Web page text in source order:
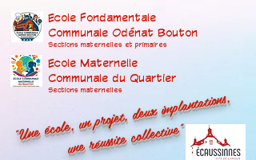
Ecole Fondamentale
Communale Odénat Bouton
Sections maternelles et primaires
Ecole Maternelle
Communale du Quartier
Sections maternelles
"Une école, un projet, deux implantations,
une réussite collective"